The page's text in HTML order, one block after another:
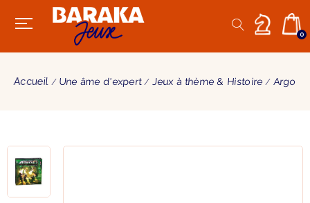
0
Accueil Une âme d'expert Jeux à thème & Histoire Argo